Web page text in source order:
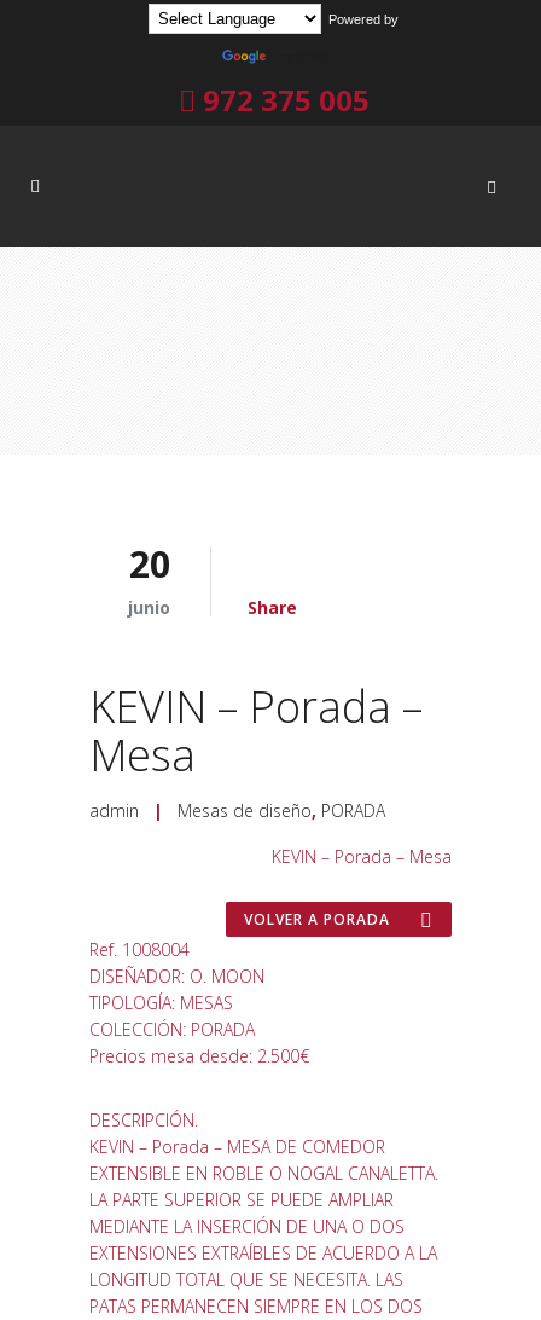
Powered by
972 375 005
20
junio Share
KEVIN – Porada –
Mesa
admin | Mesas de diseño, PORADA
KEVIN – Porada – Mesa
VOLVER A PORADA
Ref. 1008004
DISEÑADOR: O. MOON
TIPOLOGÍA: MESAS
COLECCIÓN: PORADA
Precios mesa desde: 2.500€
DESCRIPCIÓN.
KEVIN – Porada – MESA DE COMEDOR
EXTENSIBLE EN ROBLE O NOGAL CANALETTA.
LA PARTE SUPERIOR SE PUEDE AMPLIAR
MEDIANTE LA INSERCIÓN DE UNA O DOS
EXTENSIONES EXTRAÍBLES DE ACUERDO A LA
LONGITUD TOTAL QUE SE NECESITA. LAS
PATAS PERMANECEN SIEMPRE EN LOS DOS